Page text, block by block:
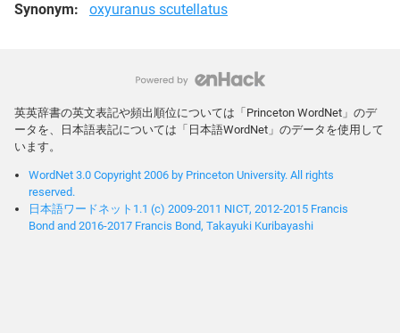
Synonym: oxyuranus scutellatus
英英辞書の英文表記や頻出順位については「Princeton WordNet」のデ
ータを、日本語表記については「日本語WordNet」のデータを使用して
います。
WordNet 3.0 Copyright 2006 by Princeton University. All rights
reserved.
日本語ワードネット1.1 (c) 2009-2011 NICT, 2012-2015 Francis
Bond and 2016-2017 Francis Bond, Takayuki Kuribayashi